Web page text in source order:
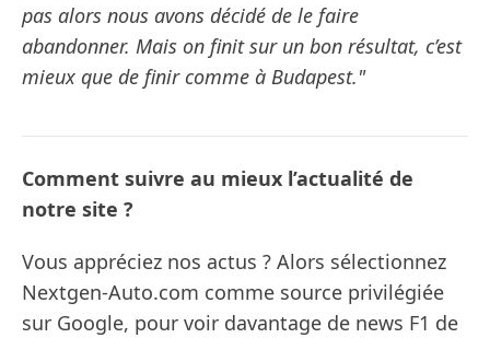
pas alors nous avons décidé de le faire
abandonner. Mais on finit sur un bon résultat, c’est
mieux que de finir comme à Budapest."
Comment suivre au mieux l’actualité de
notre site ?
Vous appréciez nos actus ? Alors sélectionnez
Nextgen-Auto.com comme source privilégiée
sur Google, pour voir davantage de news F1 de